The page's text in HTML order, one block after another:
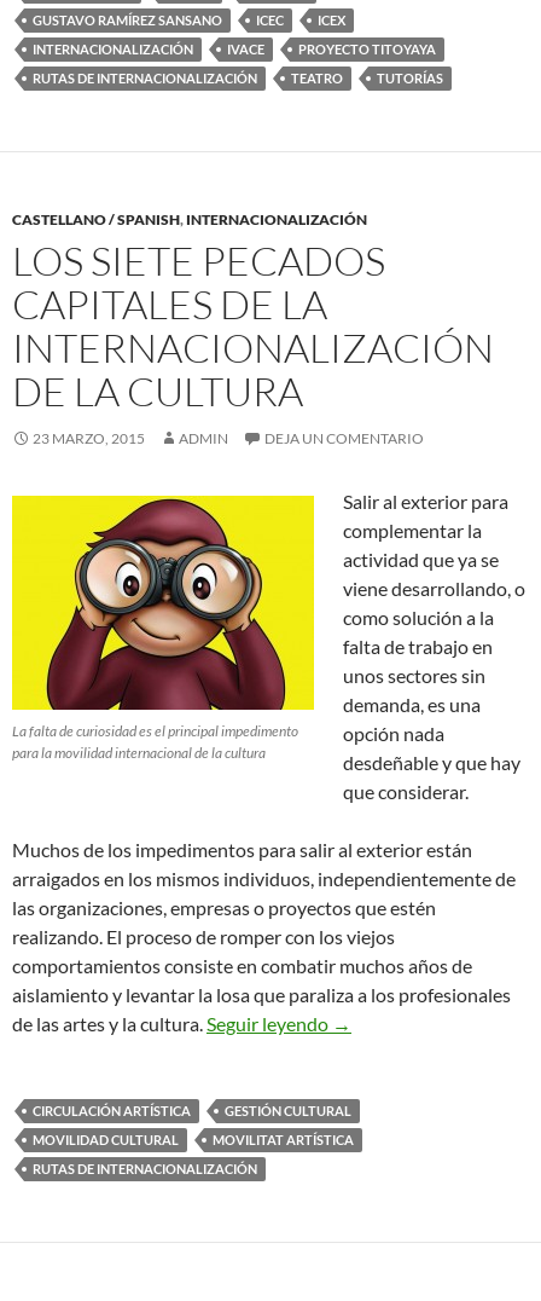
GUSTAVO RAMÍREZ SANSANO
ICEC
ICEX
INTERNACIONALIZACIÓN
IVACE
PROYECTO TITOYAYA
RUTAS DE INTERNACIONALIZACIÓN
TEATRO TUTORÍAS
CASTELLANO / SPANISH, INTERNACIONALIZACIÓN
LOS SIETE PECADOS
CAPITALES DE LA
INTERNACIONALIZACIÓN
DE LA CULTURA
23 MARZO, 2015 ADMIN DEJA UN COMENTARIO
La falta de curiosidad es el principal impedimento
para la movilidad internacional de la cultura
Salir al exterior para
complementar la
actividad que ya se
viene desarrollando, o
como solución a la
falta de trabajo en
unos sectores sin
demanda, es una
opción nada
desdeñable y que hay
que considerar.
Muchos de los impedimentos para salir al exterior están
arraigados en los mismos individuos, independientemente de
las organizaciones, empresas o proyectos que estén
realizando. El proceso de romper con los viejos
comportamientos consiste en combatir muchos años de
aislamiento y levantar la losa que paraliza a los profesionales
de las artes y la cultura.Seguir leyendo Los Siete Pecados
→
CIRCULACIÓN ARTÍSTICA
GESTIÓN CULTURAL
MOVILIDAD CULTURAL
MOVILITAT ARTÍSTICA
RUTAS DE INTERNACIONALIZACIÓN